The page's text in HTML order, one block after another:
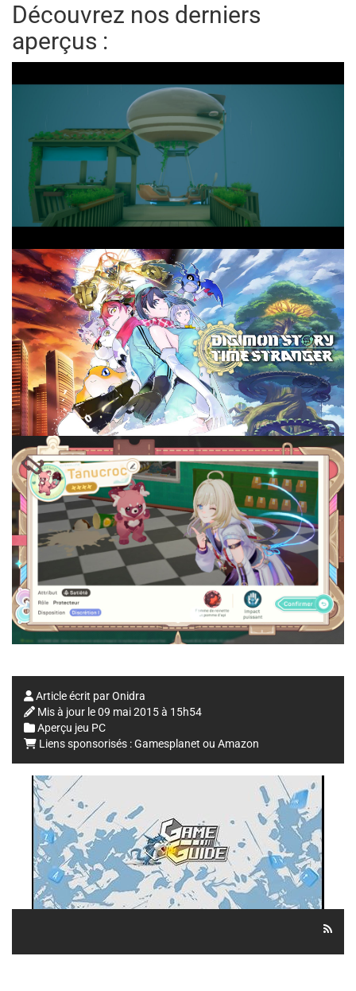
Découvrez nos derniers
aperçus :
Article écrit parOnidra
Mis à jour le09 mai 2015 à 15h54
Aperçu jeu PC
Liens sponsorisés :Gamesplanet ou Amazon